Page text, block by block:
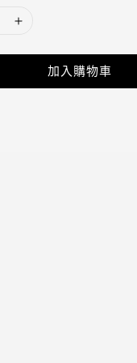
加入購物車